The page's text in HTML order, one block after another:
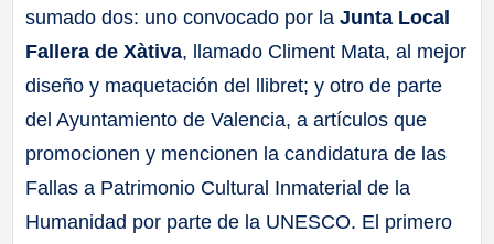
sumado dos: uno convocado por la Junta Local
Fallera de Xàtiva, llamado Climent Mata, al mejor
diseño y maquetación del llibret; y otro de parte
del Ayuntamiento de Valencia, a artículos que
promocionen y mencionen la candidatura de las
Fallas a Patrimonio Cultural Inmaterial de la
Humanidad por parte de la UNESCO. El primero